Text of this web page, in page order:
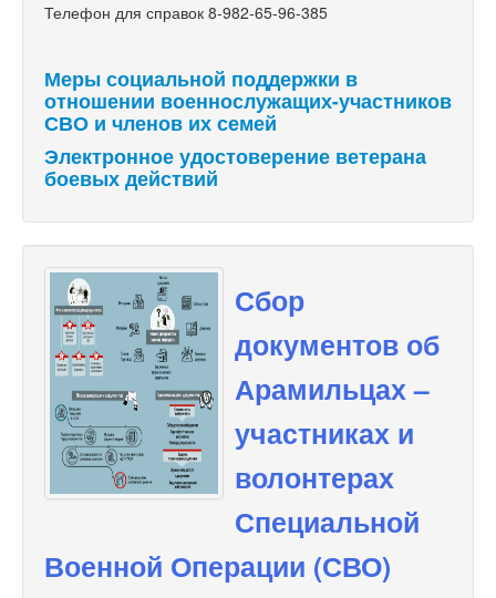
Телефон для справок 8-982-65-96-385
Меры социальной поддержки в
отношении военнослужащих-участников
СВО и членов их семей
Электронное удостоверение ветерана
боевых действий
Сбор
документов об
Арамильцах –
участниках и
волонтерах
Специальной
Военной Операции (СВО)